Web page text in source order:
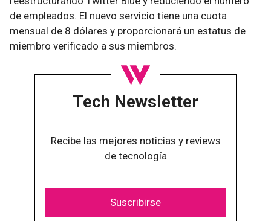
de empleados. El nuevo servicio tiene una cuota
mensual de 8 dólares y proporcionará un estatus de
miembro verificado a sus miembros.
Tech Newsletter
Recibe las mejores noticias y reviews
de tecnología
Suscribirse